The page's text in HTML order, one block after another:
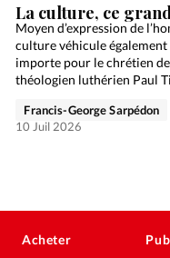
La culture, ce
Moyen d’expression de
culture véhicule
importe pour le chrétien
théologien luthérien Paul
Francis-George Sarpédon
10 Juil 2026
Acheter